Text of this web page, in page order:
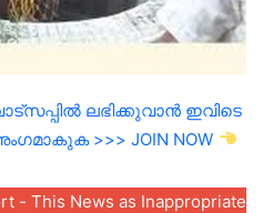
ലഭിക്കുവാൻ ഇവിടെ
>>> JOIN NOW
- This News as Inappropriate